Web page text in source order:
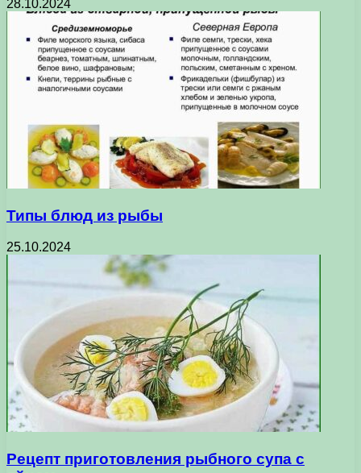
28.10.2024
Типы блюд из рыбы
25.10.2024
Рецепт приготовления рыбного супа с